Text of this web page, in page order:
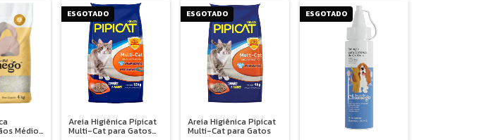
Médios
ESGOTADO
Areia Higiênica Pipicat
Multi-Cat para Gatos
ESGOTADO
Areia Higiênica Pipicat
Multi-Cat para Gatos
ESGOTADO